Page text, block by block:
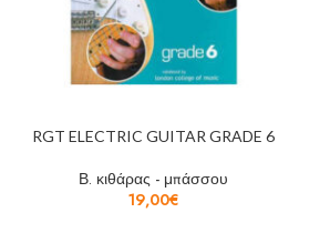
RGT ELECTRIC GUITAR GRADE 6
Β. κιθάρας - μπάσσου
19,00€